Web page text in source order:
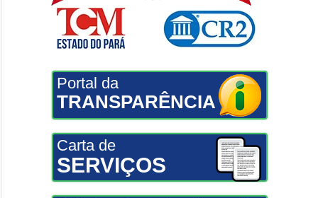
Portal da
TRANSPARÊNCIA
Carta de
SERVIÇOS